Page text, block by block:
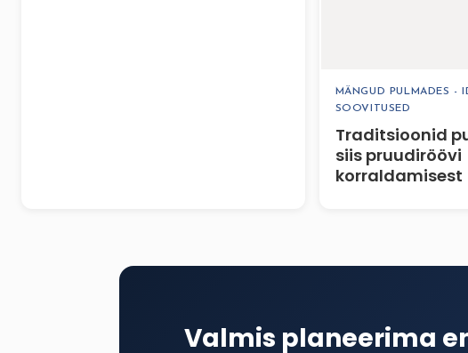
MÄNGUD PULMADES -
SOOVITUSED
Traditsioonid
siis pruudiröövi
korraldamisest
Valmis planeerima